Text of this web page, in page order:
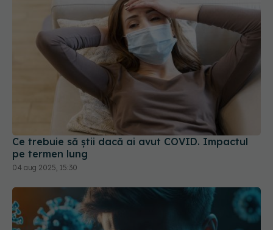
Ce trebuie să știi dacă ai avut COVID. Impactul
pe termen lung
04 aug 2025, 15:30